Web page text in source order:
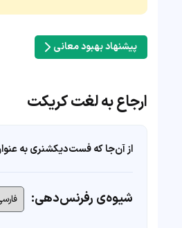
پیشنهاد بهبود معانی
ارجاع به لغت کریکت
از آن‌جا که فست‌دیکشنری به
شیوه‌ی رفرنس‌دهی: